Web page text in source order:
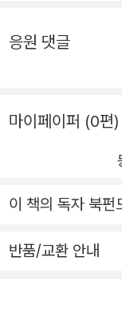
는 보청기를 끼지.
지. 장애를 개인의
책에서 매우 중요
장애를 이해했다
다양하듯 열린 마
제 이런 장난에는
나를 놀린다고 해
있을거야 ‘100명의
유튜브 채널 ‘굴러
쓴 책이다 뇌성 마
이 휠체어를 탄 장
자 하였다 장애인으
람은 평범하다고 생
위에서 흔히 볼 수
응원 댓글
마이페이퍼 (0편)
이 책의 독자 북펀
반품/교환 안내